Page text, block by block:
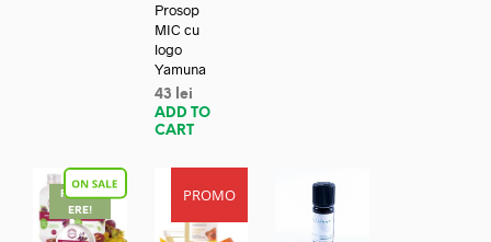
Prosop
MIC cu
logo
Yamuna
43
lei
ADD TO
CART
REDUC
ERE!
PROMO